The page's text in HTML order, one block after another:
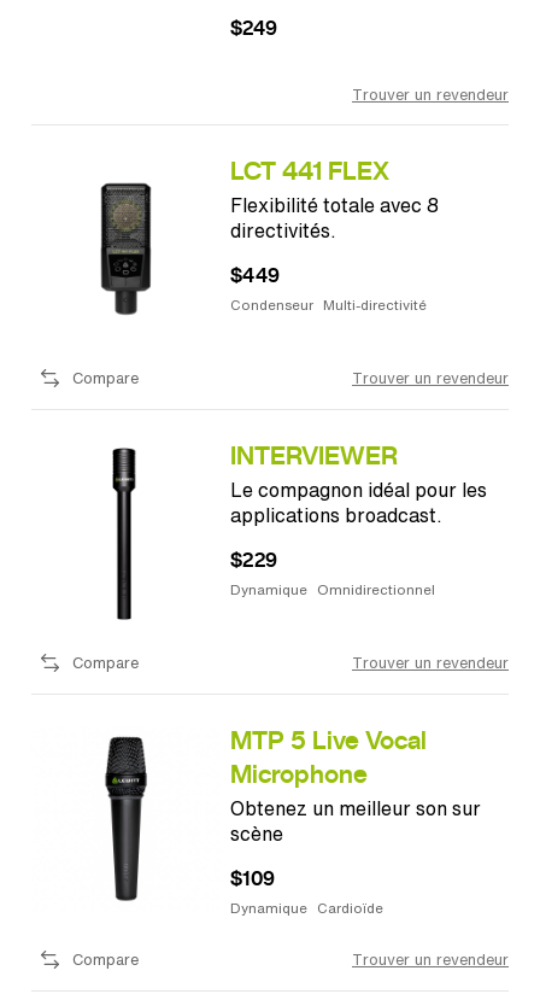
$249
Trouver un revendeur
LCT 441 FLEX
Flexibilité totale avec 8
directivités.
$449
Condenseur Multi-directivité
Compare Trouver un revendeur
INTERVIEWER
Le compagnon idéal pour les
applications broadcast.
$229
Dynamique Omnidirectionnel
Compare Trouver un revendeur
MTP 5 Live Vocal
Microphone
Obtenez un meilleur son sur
scène
$109
Dynamique Cardioïde
Compare Trouver un revendeur